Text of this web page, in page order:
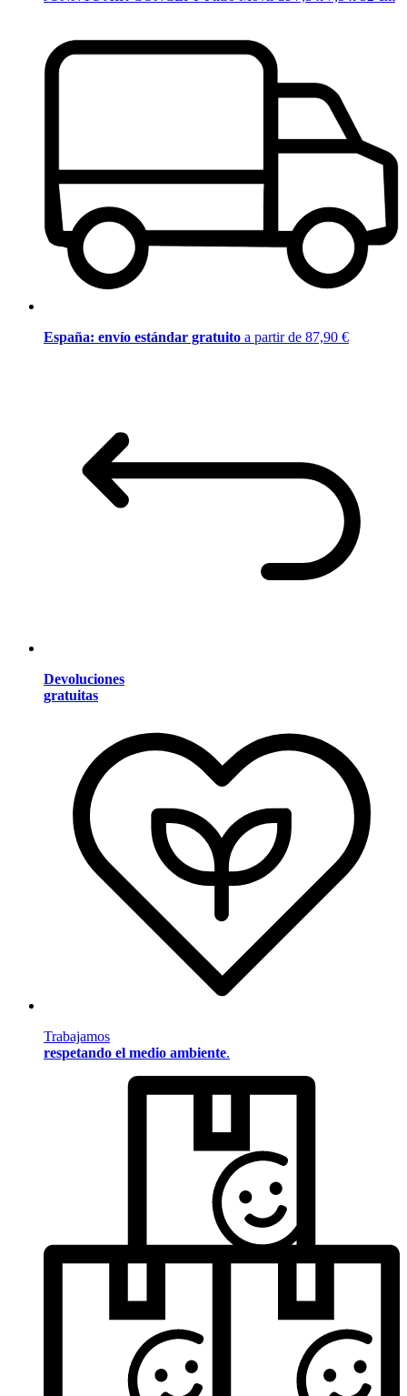
España: envío estándar gratuito a partir de 87,90 €
Devoluciones
gratuitas
Trabajamos
respetando el medio ambiente.